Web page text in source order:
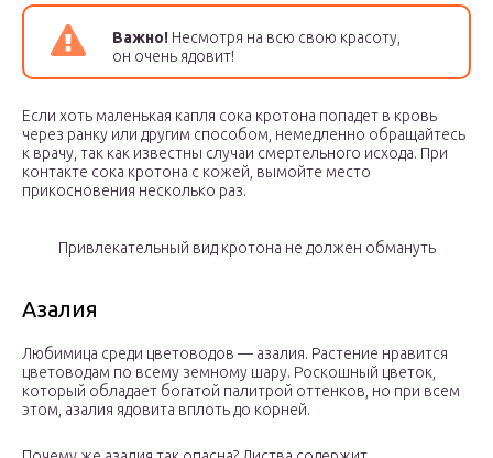
Важно! Несмотря на всю свою красоту,
он очень ядовит!
Если хоть маленькая капля сока кротона попадет в кровь
через ранку или другим способом, немедленно обращайтесь
к врачу, так как известны случаи смертельного исхода. При
контакте сока кротона с кожей, вымойте место
прикосновения несколько раз.
Привлекательный вид кротона не должен обмануть
Азалия
Любимица среди цветоводов — азалия. Растение нравится
цветоводам по всему земному шару. Роскошный цветок,
который обладает богатой палитрой оттенков, но при всем
этом, азалия ядовита вплоть до корней.